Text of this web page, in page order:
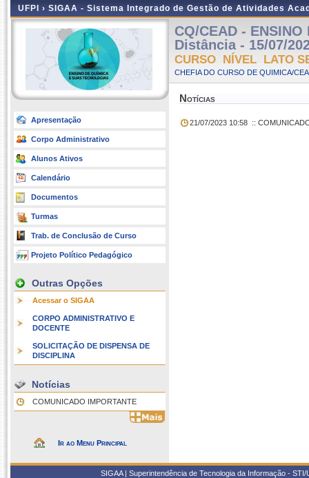
UFPI › SIGAA - Sistema Integrado de Gestão de Atividades
Apresentação
Corpo Administrativo
Alunos Ativos
Calendário
Documentos
Turmas
Trab. de Conclusão de Curso
Projeto Político Pedagógico
Outras Opções
Acessar o SIGAA
CORPO ADMINISTRATIVO E
DOCENTE
SOLICITAÇÃO DE DISPENSA DE
DISCIPLINA
Notícias
COMUNICADO IMPORTANTE
Ir ao Menu Principal
CQ/CEAD -
Distância - 15/07/
CURSO NÍVEL LATO
CHEFIA DO CURSO DE QUIMICA/
Notícias
21/07/2023 10:58 ::
SIGAA | Superintendência de Tecnologia da Informação -